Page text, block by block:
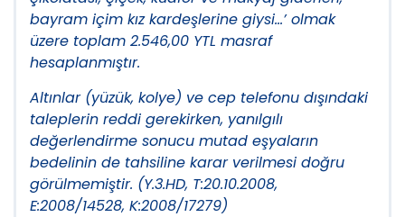
bayram içim kız kardeşlerine giysi…’ olmak
üzere toplam 2.546,00 YTL masraf
hesaplanmıştır.
Altınlar (yüzük, kolye) ve cep telefonu dışındaki
taleplerin reddi gerekirken, yanılgılı
değerlendirme sonucu mutad eşyaların
bedelinin de tahsiline karar verilmesi doğru
görülmemiştir. (Y.3.HD, T:20.10.2008,
E:2008/14528, K:2008/17279)